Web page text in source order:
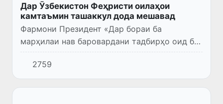
Дар Ӯзбекистон Феҳристи оилаҳои
камтаъмин ташаккул дода мешавад
Фармони Президент «Дар бораи ба
марҳилаи нав баровардани тадбирҳо оид ба
паст кардани сатҳи камбизоатӣ ва баланд
бардоштани некуаҳволии аҳолӣ» (ФП No143
аз 23 сентябри соли 2024) қ...
2759